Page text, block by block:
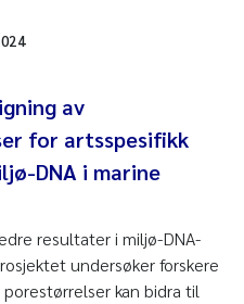
av
for artsspesifikk
DNA i marine
resultater i miljø-DNA-
undersøker forskere
kan bidra til